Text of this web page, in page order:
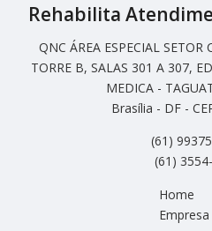
Rehabilita
QNC ÁREA ESPECIAL
TORRE B, SALAS 301 A 307,
MEDICA -
Brasília - DF -
(61)
(61)
Home
Empresa